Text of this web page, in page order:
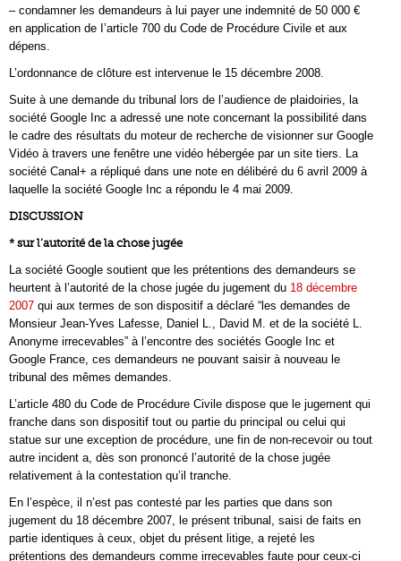
– condamner les demandeurs à lui payer une indemnité de 50 000 €
en application de I’article 700 du Code de Procédure Civile et aux
dépens.
L’ordonnance de clôture est intervenue le 15 décembre 2008.
Suite à une demande du tribunal lors de l’audience de plaidoiries, la
société Google Inc a adressé une note concernant la possibilité dans
le cadre des résultats du moteur de recherche de visionner sur Google
Vidéo à travers une fenêtre une vidéo hébergée par un site tiers. La
société Canal+ a répliqué dans une note en délibéré du 6 avril 2009 à
laquelle la société Google Inc a répondu le 4 mai 2009.
DISCUSSION
* sur l’autorité de la chose jugée
La société Google soutient que les prétentions des demandeurs se
heurtent à l’autorité de la chose jugée du jugement du 18 décembre
2007 qui aux termes de son dispositif a déclaré “les demandes de
Monsieur Jean-Yves Lafesse, Daniel L., David M. et de la société L.
Anonyme irrecevables” à l’encontre des sociétés Google Inc et
Google France, ces demandeurs ne pouvant saisir à nouveau le
tribunal des mêmes demandes.
L’article 480 du Code de Procédure Civile dispose que le jugement qui
franche dans son dispositif tout ou partie du principal ou celui qui
statue sur une exception de procédure, une fin de non-recevoir ou tout
autre incident a, dès son prononcé l’autorité de la chose jugée
relativement à la contestation qu’il tranche.
En l’espèce, il n’est pas contesté par les parties que dans son
jugement du 18 décembre 2007, le présent tribunal, saisi de faits en
partie identiques à ceux, objet du présent litige, a rejeté les
prétentions des demandeurs comme irrecevables faute pour ceux-ci